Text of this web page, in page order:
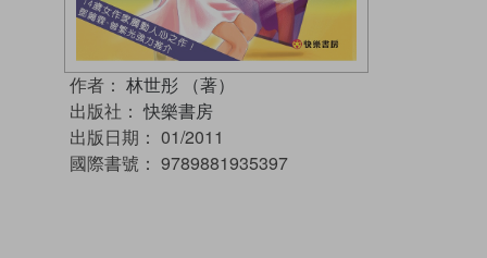
作者： 林世彤 （著）
出版社： 快樂書房
出版日期： 01/2011
國際書號： 9789881935397